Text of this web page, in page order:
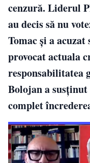
cenzură. Liderul
au decis să nu
Tomac și a
provocat actuala
responsabilitatea
Bolojan a
complet